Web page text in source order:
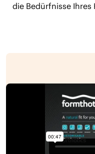
die Bedürfnisse